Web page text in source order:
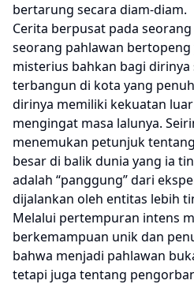
bertarung secara diam-diam.
Cerita berpusat pada
seorang pahlawan
misterius bahkan bagi dirinya
terbangun di kota yang
dirinya memiliki kekuatan
mengingat masa lalunya.
menemukan petunjuk
besar di balik dunia yang ia
adalah “panggung” dari
dijalankan oleh entitas lebih
Melalui pertempuran intens
berkemampuan unik dan
bahwa menjadi pahlawan
tetapi juga tentang